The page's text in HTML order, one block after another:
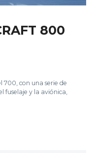
800
700, con una serie de
fuselaje y la aviónica,